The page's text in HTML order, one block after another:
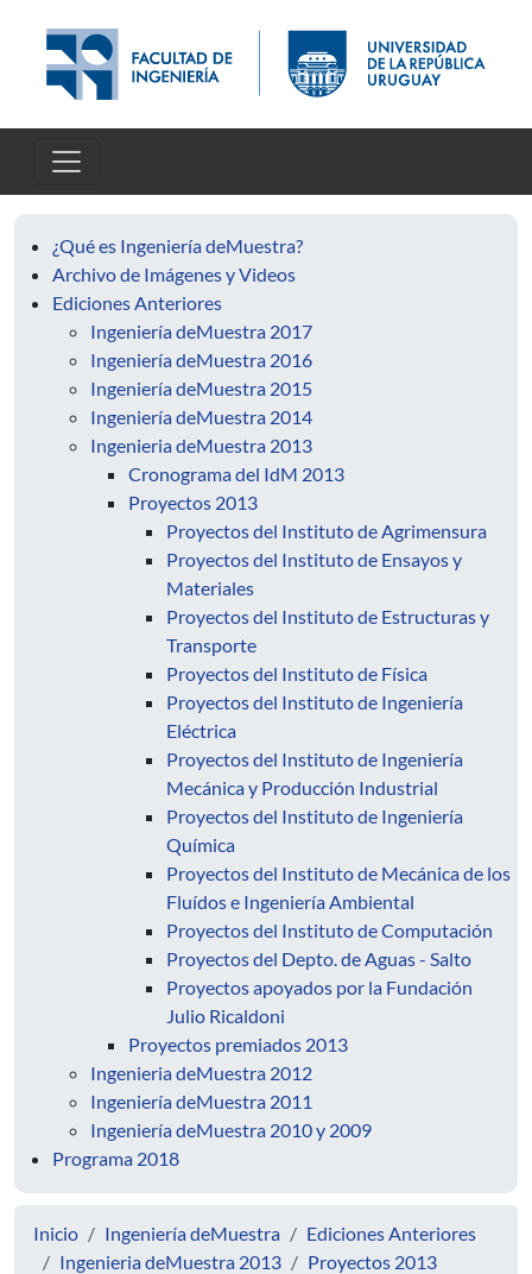
¿Qué es Ingeniería deMuestra?
Archivo de Imágenes y Videos
Ediciones Anteriores
Ingeniería deMuestra 2017
Ingeniería deMuestra 2016
Ingeniería deMuestra 2015
Ingeniería deMuestra 2014
Ingenieria deMuestra 2013
Cronograma del IdM 2013
Proyectos 2013
Proyectos del Instituto de Agrimensura
Proyectos del Instituto de Ensayos y
Materiales
Proyectos del Instituto de Estructuras y
Transporte
Proyectos del Instituto de Física
Proyectos del Instituto de Ingeniería
Eléctrica
Proyectos del Instituto de Ingeniería
Mecánica y Producción Industrial
Proyectos del Instituto de Ingeniería
Química
Proyectos del Instituto de Mecánica de los
Fluídos e Ingeniería Ambiental
Proyectos del Instituto de Computación
Proyectos del Depto. de Aguas - Salto
Proyectos apoyados por la Fundación
Julio Ricaldoni
Proyectos premiados 2013
Ingenieria deMuestra 2012
Ingeniería deMuestra 2011
Ingeniería deMuestra 2010 y 2009
Programa 2018
Inicio Ingeniería deMuestra
Ediciones Anteriores
Ingenieria deMuestra 2013
Proyectos 2013